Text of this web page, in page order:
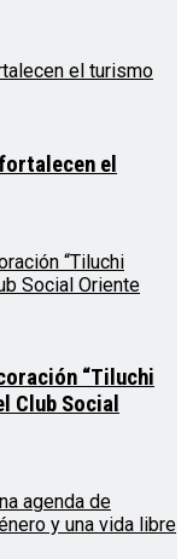
el
“Tiluchi
Club Social